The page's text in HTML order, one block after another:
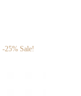
-25% Sale!